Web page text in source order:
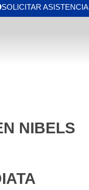
SOLICITAR ASISTENCIA
NIBELS